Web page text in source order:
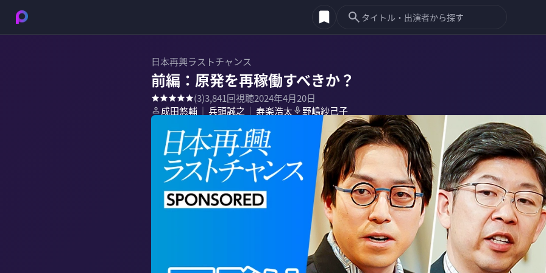
日本再興ラストチャンス
前編：原発を再稼働すべきか？
(3)3,841回視聴2024年4月20日
成田悠輔 ｜ 兵頭誠之 ｜ 寿楽浩太 野嶋紗己子